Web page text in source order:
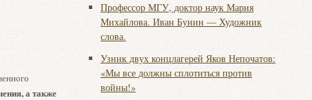
а также
Профессор МГУ, доктор наук Мария
Михайлова. Иван Бунин — Художник
слова.
Узник двух концлагерей Яков Непочатов:
«Мы все должны сплотиться против
войны!»